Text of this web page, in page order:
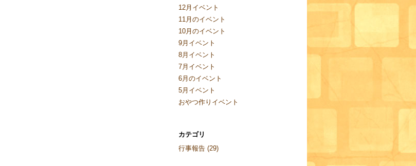
12月イベント
11月のイベント
10月のイベント
9月イベント
8月イベント
7月イベント
6月のイベント
5月イベント
おやつ作りイベント
カテゴリ
行事報告 (29)